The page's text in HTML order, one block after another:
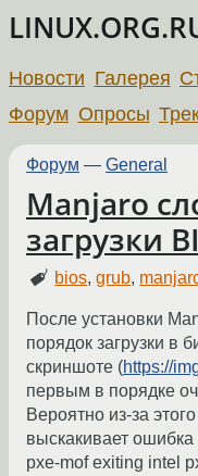
Новости Галерея
Форум Опросы
Форум — General
Manjaro
загрузки
bios,grub,
После установки
порядок загрузки в
скриншоте (https://
первым в порядке
Вероятно из-за
выскакивает
pxe-mof exiting intel